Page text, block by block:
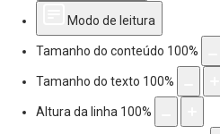
Modo de leitura
Tamanho do conteúdo 100%
Tamanho do texto 100%
Altura da linha 100%